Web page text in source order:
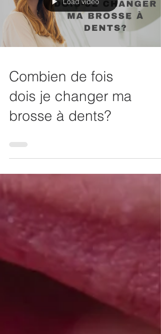
Load video
Combien de fois
dois je changer ma